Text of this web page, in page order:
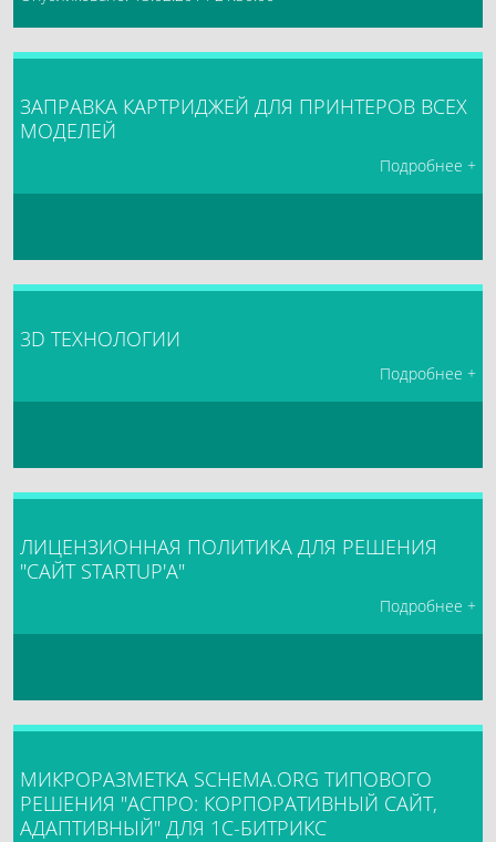
ЗАПРАВКА КАРТРИДЖЕЙ ДЛЯ ПРИНТЕРОВ ВСЕХ
МОДЕЛЕЙ
Подробнее +
3D ТЕХНОЛОГИИ
Подробнее +
ЛИЦЕНЗИОННАЯ ПОЛИТИКА ДЛЯ РЕШЕНИЯ
"САЙТ STARTUP'А"
Подробнее +
МИКРОРАЗМЕТКА SCHEMA.ORG ТИПОВОГО
РЕШЕНИЯ "АСПРО: КОРПОРАТИВНЫЙ САЙТ,
АДАПТИВНЫЙ" ДЛЯ 1С-БИТРИКС